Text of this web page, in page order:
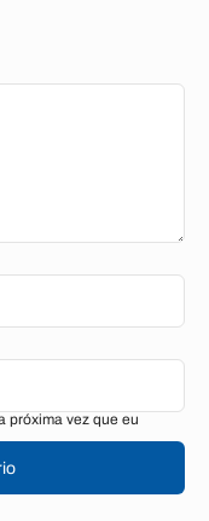
próxima vez que eu